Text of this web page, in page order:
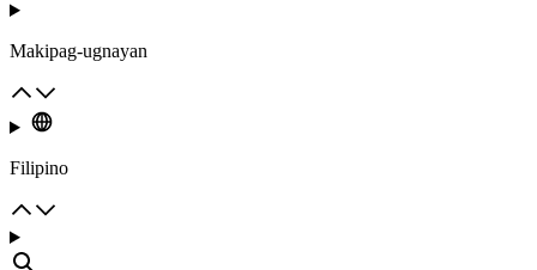
Makipag-ugnayan
Filipino